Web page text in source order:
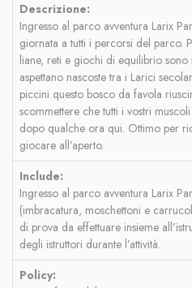
Descrizione:
Ingresso al parco avventura Larix
giornata a tutti i percorsi del parco.
liane, reti e giochi di equilibrio
aspettano nascoste tra i Larici
piccini questo bosco da favola
scommettere che tutti i vostri
dopo qualche ora qui. Ottimo per
giocare all’aperto.
Include:
Ingresso al parco avventura Larix
(imbracatura, moschettoni e
di prova da effettuare insieme
degli istruttori durante l’attività.
Policy: